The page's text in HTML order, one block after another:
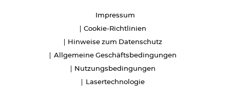
Impressum
Cookie-Richtlinien
Hinweise zum Datenschutz
Allgemeine Geschäftsbedingungen
Nutzungsbedingungen
Lasertechnologie